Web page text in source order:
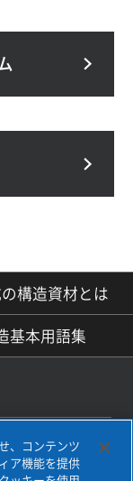
構造資材とは
基本用語集
、コンテンツ
ア機能を提供